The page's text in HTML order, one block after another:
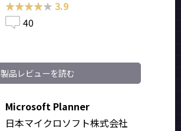
★★★★★
★★★★★ 3.9
40
製品レビューを読む
Microsoft Planner
日本マイクロソフト株式会社